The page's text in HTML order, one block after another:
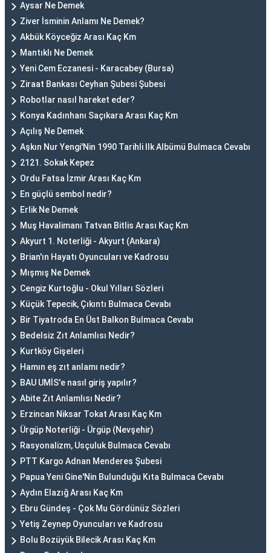
Aysar Ne Demek
Ziver İsminin Anlamı Ne Demek?
Akbük Köyceğiz Arası Kaç Km
Mantıklı Ne Demek
Yeni Cem Eczanesi - Karacabey (Bursa)
Ziraat Bankası Ceyhan Şubesi Şubesi
Robotlar nasıl hareket eder?
Konya Kadınhanı Saçıkara Arası Kaç Km
Açılış Ne Demek
Aşkın Nur Yengi'Nin 1990 Tarihli Ilk Albümü Bulmaca Cevabı
2121. Sokak Kepez
Ordu Fatsa İzmir Arası Kaç Km
En güçlü sembol nedir?
Erlik Ne Demek
Muş Havalimanı Tatvan Bitlis Arası Kaç Km
Akyurt 1. Noterliği - Akyurt (Ankara)
Brian'ın Hayatı Oyuncuları ve Kadrosu
Mışmış Ne Demek
Cengiz Kurtoğlu - Okul Yılları Sözleri
Küçük Tepecik, Çıkıntı Bulmaca Cevabı
Bir Tiyatroda En Üst Balkon Bulmaca Cevabı
Bedelsiz Zıt Anlamlısı Nedir?
Kurtköy Gişeleri
Hamın eş zıt anlamı nedir?
BAU UMİS'e nasıl giriş yapılır?
Abite Zıt Anlamlısı Nedir?
Erzincan Niksar Tokat Arası Kaç Km
Ürgüp Noterliği - Ürgüp (Nevşehir)
Rasyonalizm, Usçuluk Bulmaca Cevabı
PTT Kargo Adnan Menderes Şubesi
Papua Yeni Gine'Nin Bulunduğu Kıta Bulmaca Cevabı
Aydın Elazığ Arası Kaç Km
Ebru Gündeş - Çok Mu Gördünüz Sözleri
Yetiş Zeynep Oyuncuları ve Kadrosu
Bolu Bozüyük Bilecik Arası Kaç Km